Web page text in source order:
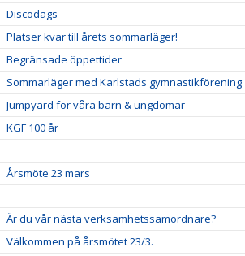
Discodags
Platser kvar till årets sommarläger!
Begränsade öppettider
Sommarläger med Karlstads gymnastikförening
Jumpyard för våra barn & ungdomar
KGF 100 år
Årsmöte 23 mars
Är du vår nästa verksamhetssamordnare?
Välkommen på årsmötet 23/3.